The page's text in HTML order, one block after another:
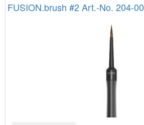
FUSION.brush #2 Art.-No. 204-